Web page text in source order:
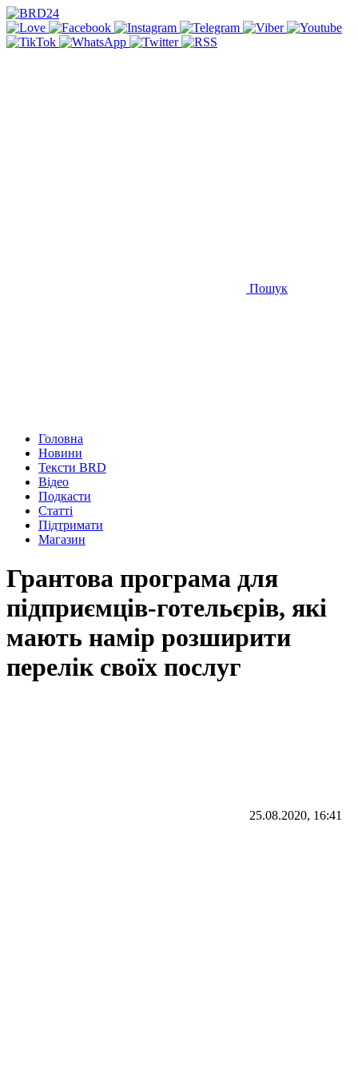
Пошук
Головна
Новини
Тексти BRD
Відео
Подкасти
Статті
Підтримати
Магазин
Грантова програма для
підприємців-готельєрів, які
мають намір розширити
перелік своїх послуг
25.08.2020, 16:41